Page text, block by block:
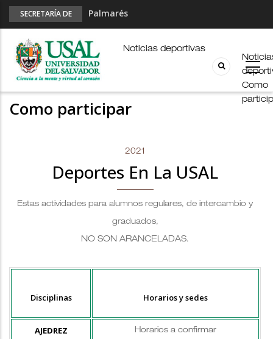
SECRETARÍA DE
Palmarés
Esports en pandemia
USAL en los E-JUAR
JUAR
Fútbol Online
Como
Noticias deportivas
Como participar
2021
Deportes En La USAL
Estas actividades para alumnos regulares, de intercambio y
graduados,
NO SON ARANCELADAS.
Disciplinas Horarios y sedes
AJEDREZ
Horarios a confirmar